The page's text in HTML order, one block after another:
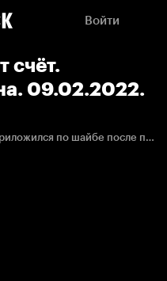
Войти
счёт.
09.02.2022.
Конор Гарланд в касание мощно приложился по шайбе после передачи Джулсена.